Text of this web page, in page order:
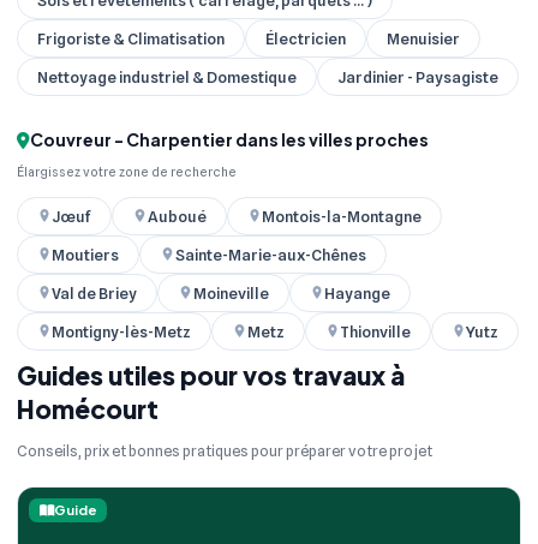
Frigoriste & Climatisation
Électricien
Menuisier
Nettoyage industriel & Domestique
Jardinier - Paysagiste
Couvreur - Charpentier dans les villes proches
Élargissez votre zone de recherche
Jœuf Auboué
Montois-la-Montagne
Moutiers
Sainte-Marie-aux-Chênes
Val de Briey
Moineville
Hayange
Montigny-lès-Metz
Metz Thionville Yutz
Guides utiles pour vos travaux à
Homécourt
Conseils, prix et bonnes pratiques pour préparer votre projet
Guide